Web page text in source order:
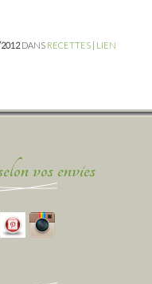
DANS RECETTES
LIEN
vos envies